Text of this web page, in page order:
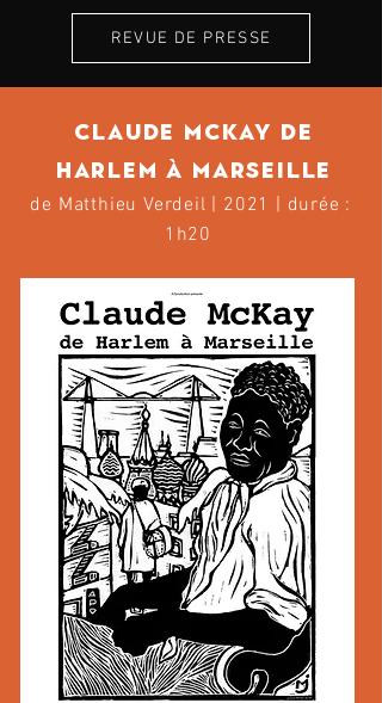
REVUE DE PRESSE
CLAUDE McKAY DE
HARLEM À MARSEILLE
de Matthieu Verdeil | 2021 | durée :
1h20